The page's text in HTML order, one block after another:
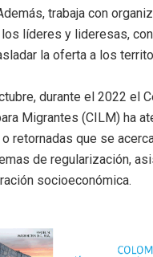
trabaja con
líderes y lideresas,
la oferta a los
durante el 2022 el
Migrantes (CILM) ha
retornadas que se
de regularización,
socioeconómica.